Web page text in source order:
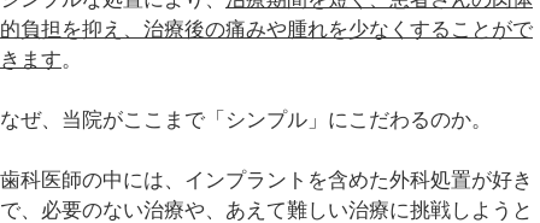
的負担を抑え、治療後の痛みや腫れを少なくすることがで
きます。
なぜ、当院がここまで「シンプル」にこだわるのか。
歯科医師の中には、インプラントを含めた外科処置が好き
で、必要のない治療や、あえて難しい治療に挑戦しようと